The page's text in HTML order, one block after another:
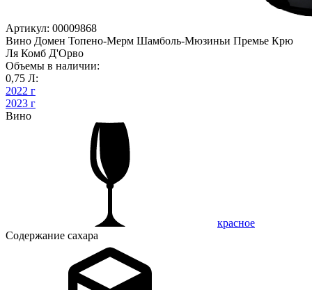
Артикул: 00009868
Вино Домен Топено-Мерм Шамболь-Мюзиньи Премье Крю
Ля Комб Д'Орво
Объемы в наличии:
0,75 Л:
2022 г
2023 г
Вино
красное
Содержание сахара